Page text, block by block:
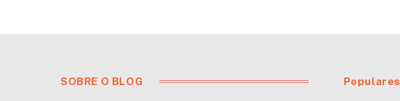
SOBRE O BLOG Populares